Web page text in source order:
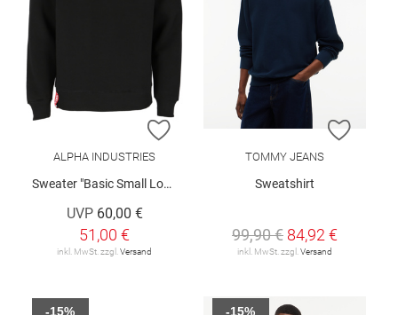
ZUR WUNSCHLISTE HINZUFÜGEN
ALPHA INDUSTRIES
Sweater "Basic Small Logo"
UVP 60,00 €
51,00 €
inkl. MwSt. zzgl. Versand
ZUR
TOMMY JEANS
Sweatshirt
99,90 € 84,92 €
inkl. MwSt. zzgl. Versand
-15% -15%